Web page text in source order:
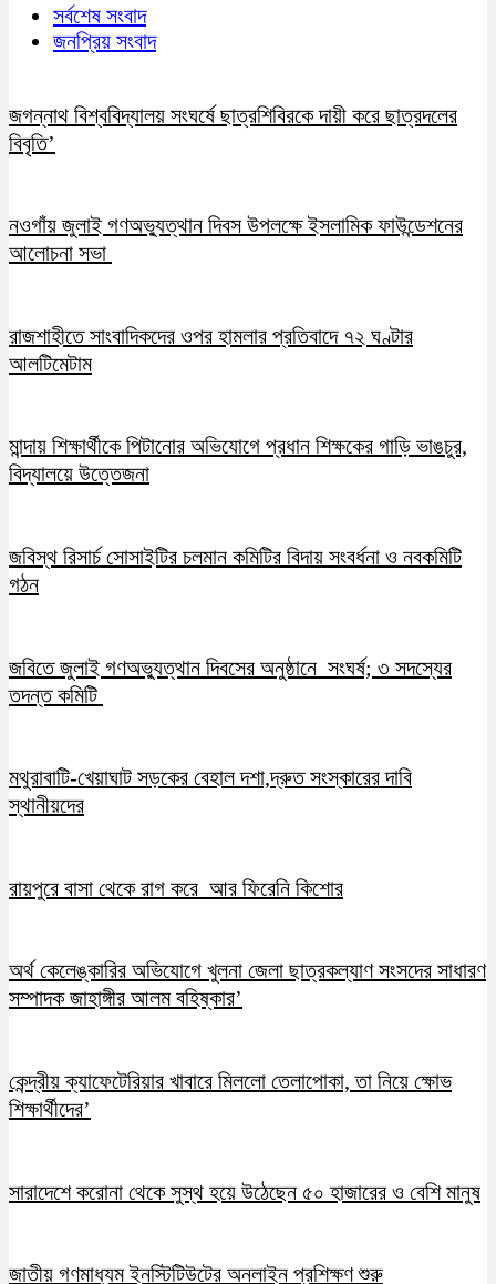
সর্বশেষ সংবাদ
জনপ্রিয় সংবাদ
জগন্নাথ বিশ্ববিদ্যালয় সংঘর্ষে ছাত্রশিবিরকে দায়ী করে ছাত্রদলের
বিবৃতি’
নওগাঁয় জুলাই গণঅভ্যুত্থান দিবস উপলক্ষে ইসলামিক ফাউন্ডেশনের
আলোচনা সভা
রাজশাহীতে সাংবাদিকদের ওপর হামলার প্রতিবাদে ৭২ ঘণ্টার
আলটিমেটাম
মান্দায় শিক্ষার্থীকে পিটানোর অভিযোগে প্রধান শিক্ষকের গাড়ি ভাঙচুর,
বিদ্যালয়ে উত্তেজনা
জবিস্থ রিসার্চ সোসাইটির চলমান কমিটির বিদায় সংবর্ধনা ও নবকমিটি
গঠন
জবিতে জুলাই গণঅভ্যুত্থান দিবসের অনুষ্ঠানে সংঘর্ষ; ৩ সদস্যের
তদন্ত কমিটি
মথুরাবাটি-খেয়াঘাট সড়কের বেহাল দশা,দ্রুত সংস্কারের দাবি
স্থানীয়দের
রায়পুরে বাসা থেকে রাগ করে আর ফিরেনি কিশোর
অর্থ কেলেঙ্কারির অভিযোগে খুলনা জেলা ছাত্রকল্যাণ সংসদের সাধারণ
সম্পাদক জাহাঙ্গীর আলম বহিষ্কার’
কেন্দ্রীয় ক্যাফেটেরিয়ার খাবারে মিললো তেলাপোকা, তা নিয়ে ক্ষোভ
শিক্ষার্থীদের’
সারাদেশে করোনা থেকে সুস্থ হয়ে উঠেছেন ৫০ হাজারের ও বেশি মানুষ
জাতীয় গণমাধ্যম ইনস্টিটিউটের অনলাইন প্রশিক্ষণ শুরু